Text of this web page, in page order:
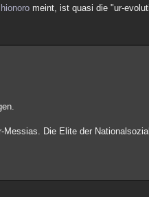
meint, ist quasi die "ur-
Messias. Die Elite der